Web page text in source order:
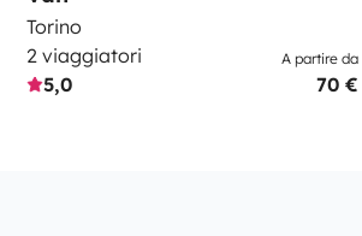
Torino
2 viaggiatori
5,0
A partire da
70 €